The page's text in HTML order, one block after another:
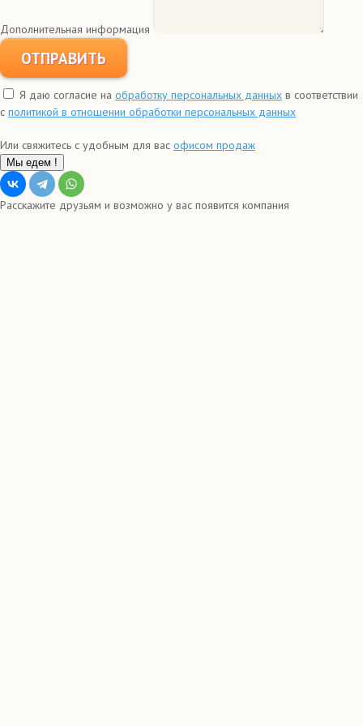
Дополнительная информация
ОТПРАВИТЬ
Я даю согласие на обработку персональных данных в соответствии
с политикой в отношении обработки персональных данных
Или свяжитесь с удобным для вас офисом продаж
Мы едем !
Расскажите друзьям и возможно у вас появится компания